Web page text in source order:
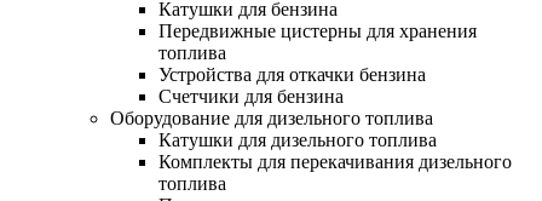
Катушки для бензина
Передвижные цистерны для хранения
топлива
Устройства для откачки бензина
Счетчики для бензина
Оборудование для дизельного топлива
Катушки для дизельного топлива
Комплекты для перекачивания дизельного
топлива